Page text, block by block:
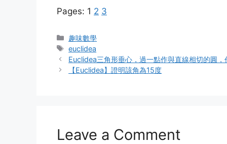
Pages: 1 2 3
Categories
趣味數學
Tags
euclidea
Euclidea三角形垂心，過一點作與直線相切的圓，
【Euclidea】證明該角為15度
Leave a Comment